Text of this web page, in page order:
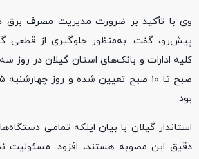
وی با تأکید بر ضرورت مدیریت مصرف برق
پیش‌رو، گفت: به‌منظور جلوگیری از قطعی
بود.
استاندار گیلان با بیان اینکه تمامی
دقیق این مصوبه هستند، افزود: مسئولیت